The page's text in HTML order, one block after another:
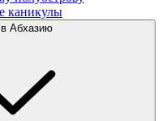
каникулы
Абхазию